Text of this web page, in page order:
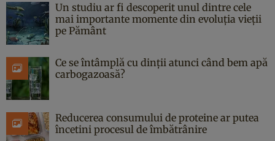
Un studiu ar fi descoperit unul dintre cele
mai importante momente din evoluția vieții
pe Pământ
Ce se întâmplă cu dinții atunci când bem apă
carbogazoasă?
Reducerea consumului de proteine ar putea
încetini procesul de îmbătrânire